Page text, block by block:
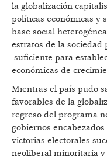
la globalización
políticas económicas y
base social
estratos de la
suficiente para
económicas de
Mientras el país pudo
favorables de la
regreso del programa
gobiernos
victorias electorales
neoliberal minoritaria